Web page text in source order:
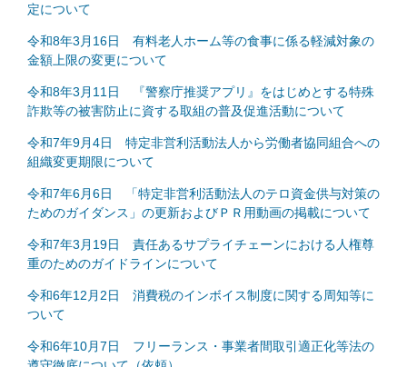
定について
令和8年3月16日 有料老人ホーム等の食事に係る軽減対象の
金額上限の変更について
令和8年3月11日 『警察庁推奨アプリ』をはじめとする特殊
詐欺等の被害防止に資する取組の普及促進活動について
令和7年9月4日 特定非営利活動法人から労働者協同組合への
組織変更期限について
令和7年6月6日 「特定非営利活動法人のテロ資金供与対策の
ためのガイダンス」の更新およびＰＲ用動画の掲載について
令和7年3月19日 責任あるサプライチェーンにおける人権尊
重のためのガイドラインについて
令和6年12月2日 消費税のインボイス制度に関する周知等に
ついて
令和6年10月7日 フリーランス・事業者間取引適正化等法の